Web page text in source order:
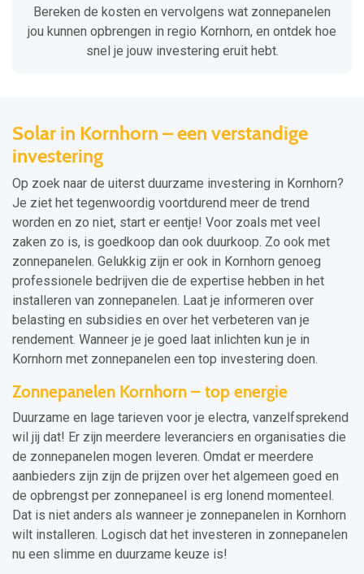
Bereken de kosten en vervolgens wat zonnepanelen
jou kunnen opbrengen in regio Kornhorn, en ontdek hoe
snel je jouw investering eruit hebt.
Solar in Kornhorn – een verstandige
investering
Op zoek naar de uiterst duurzame investering in Kornhorn?
Je ziet het tegenwoordig voortdurend meer de trend
worden en zo niet, start er eentje! Voor zoals met veel
zaken zo is, is goedkoop dan ook duurkoop. Zo ook met
zonnepanelen. Gelukkig zijn er ook in Kornhorn genoeg
professionele bedrijven die de expertise hebben in het
installeren van zonnepanelen. Laat je informeren over
belasting en subsidies en over het verbeteren van je
rendement. Wanneer je je goed laat inlichten kun je in
Kornhorn met zonnepanelen een top investering doen.
Zonnepanelen Kornhorn – top energie
Duurzame en lage tarieven voor je electra, vanzelfsprekend
wil jij dat! Er zijn meerdere leveranciers en organisaties die
de zonnepanelen mogen leveren. Omdat er meerdere
aanbieders zijn zijn de prijzen over het algemeen goed en
de opbrengst per zonnepaneel is erg lonend momenteel.
Dat is niet anders als wanneer je zonnepanelen in Kornhorn
wilt installeren. Logisch dat het investeren in zonnepanelen
nu een slimme en duurzame keuze is!